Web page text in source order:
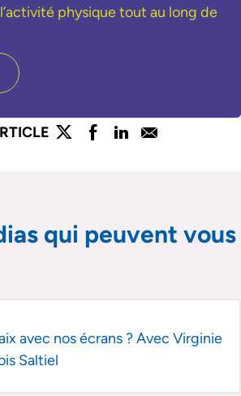
physique tout au long de
Partager l'article sur twitter
lien externe
Partager l'article sur facebook
lien externe
Partager l'article sur
lien externe
Partager l'article
lien externe
qui peuvent vous
avec nos écrans ? Avec Virginie
Saltiel